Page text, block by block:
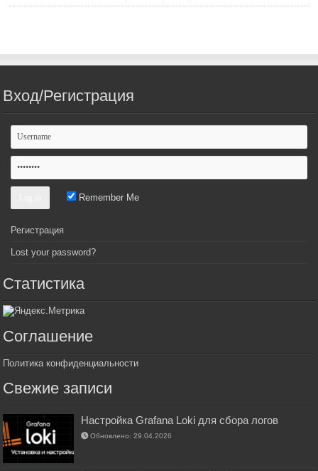
Вход/Регистрация
Remember Me
Регистрация
Lost your password?
Статистика
Соглашение
Политика конфиденциальности
Свежие записи
Настройка Grafana Loki для сбора логов
Обновлено: 29.04.2026